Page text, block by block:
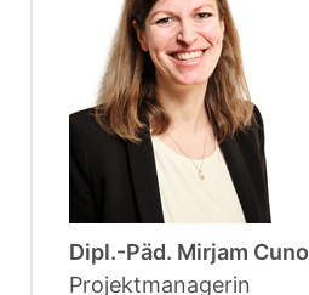
Dipl.-Päd. Mirjam Cuno
Projektmanagerin